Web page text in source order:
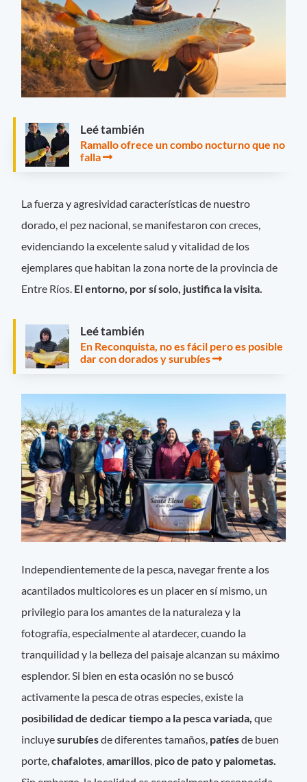
Leé también
Ramallo ofrece un combo nocturno que no
falla
La fuerza y agresividad características de nuestro
dorado, el pez nacional, se manifestaron con creces,
evidenciando la excelente salud y vitalidad de los
ejemplares que habitan la zona norte de la provincia de
Entre Ríos. El entorno, por sí solo, justifica la visita.
Leé también
En Reconquista, no es fácil pero es posible
dar con dorados y surubíes
Independientemente de la pesca, navegar frente a los
acantilados multicolores es un placer en sí mismo, un
privilegio para los amantes de la naturaleza y la
fotografía, especialmente al atardecer, cuando la
tranquilidad y la belleza del paisaje alcanzan su máximo
esplendor. Si bien en esta ocasión no se buscó
activamente la pesca de otras especies, existe la
posibilidad de dedicar tiempo a la pesca variada, que
incluyesurubíesde diferentes tamaños, patíesde buen
porte,chafalotes,amarillos, pico de pato y palometas.